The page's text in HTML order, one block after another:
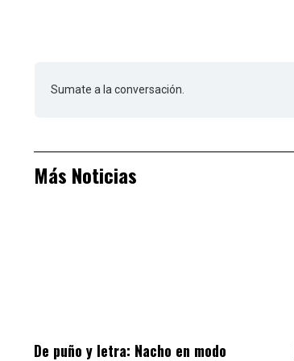
Sumate a la conversación.
Más Noticias
De puño y letra: Nacho en modo